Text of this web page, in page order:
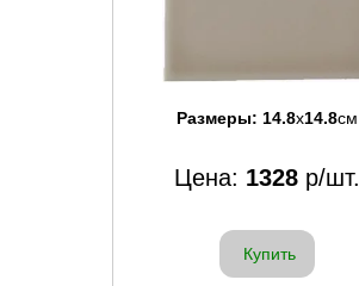
Размеры: 14.8x14.8см
Цена: 1328 р/шт.
Купить